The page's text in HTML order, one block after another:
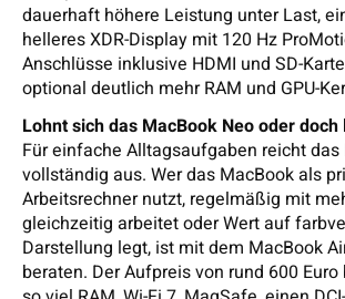
dauerhaft höhere Leistung unter Last,
helleres XDR-Display mit 120 Hz
Anschlüsse inklusive HDMI und SD-
optional deutlich mehr RAM und GPU-
Lohnt sich das MacBook Neo oder
Für einfache Alltagsaufgaben reicht das
vollständig aus. Wer das MacBook als
Arbeitsrechner nutzt, regelmäßig mit
gleichzeitig arbeitet oder Wert auf
Darstellung legt, ist mit dem MacBook
beraten. Der Aufpreis von rund 600